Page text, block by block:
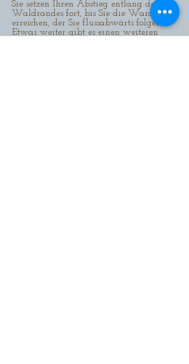
Sie setzen Ihren Abstieg entlang des
Waldrandes fort, bis Sie die Warche
erreichen, der Sie flussabwärts folgen.
Etwas weiter gibt es einen weiteren